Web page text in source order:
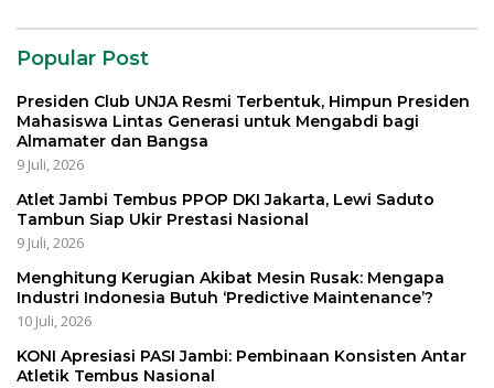
Popular Post
Presiden Club UNJA Resmi Terbentuk, Himpun Presiden
Mahasiswa Lintas Generasi untuk Mengabdi bagi
Almamater dan Bangsa
9 Juli, 2026
Atlet Jambi Tembus PPOP DKI Jakarta, Lewi Saduto
Tambun Siap Ukir Prestasi Nasional
9 Juli, 2026
Menghitung Kerugian Akibat Mesin Rusak: Mengapa
Industri Indonesia Butuh ‘Predictive Maintenance’?
10 Juli, 2026
KONI Apresiasi PASI Jambi: Pembinaan Konsisten Antar
Atletik Tembus Nasional